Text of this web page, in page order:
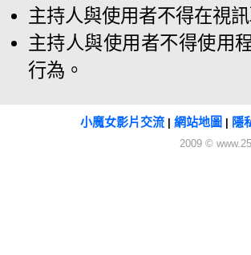
主持人與使用者不得在視
主持人與使用者不得使用
行為。
小魔女影片交流 網站地圖 隱
2009 ©